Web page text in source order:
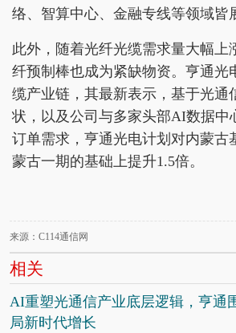
络、智算中心、金融专线等领域皆
此外，随着光纤光缆需求量大幅
纤预制棒也成为紧缺物资。亨通光
缆产业链，其最新表示，基于光通
状，以及公司与多家头部AI数据中
订单需求，亨通光电计划对内蒙古
蒙古一期的基础上提升1.5倍。
来源：C114通信网
相关
AI重塑光通信产业底层逻辑，亨通
局新时代增长